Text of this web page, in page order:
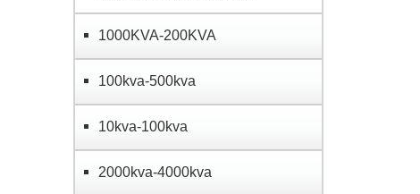
1000KVA-200KVA
100kva-500kva
10kva-100kva
2000kva-4000kva